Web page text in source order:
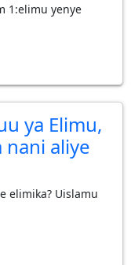
1:elimu yenye
ya Elimu,
nani aliye
elimika? Uislamu